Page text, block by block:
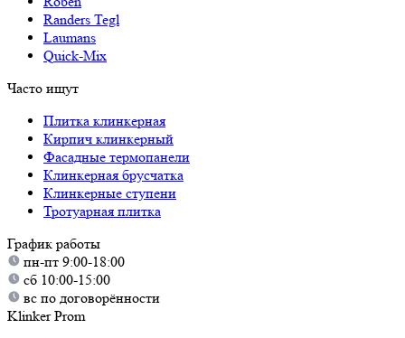
Randers Tegl
Laumans
Quick-Mix
Часто ищут
Плитка клинкерная
Кирпич клинкерный
Фасадные термопанели
Клинкерная брусчатка
Клинкерные ступени
Тротуарная плитка
График работы
пн-пт 9:00-18:00
сб 10:00-15:00
вс по договорённости
Klinker Prom